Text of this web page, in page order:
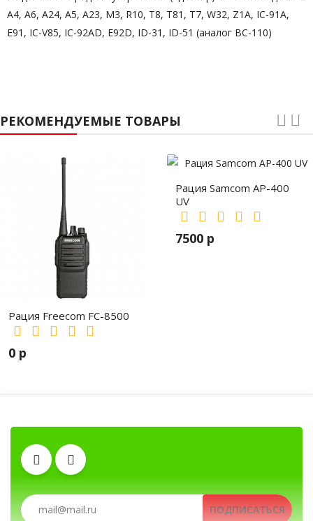
A4, A6, A24, A5, A23, M3, R10, T8, T81, T7, W32, Z1A, IC-91A,
E91, IC-V85, IC-92AD, E92D, ID-31, ID-51 (аналог BC-110)
РЕКОМЕНДУЕМЫЕ ТОВАРЫ
Рация Freecom FC-8500
0 р
Рация Samcom AP-400
UV
7500 р
Рации, радиостанции, рации для охоты и
Гарнитуры Антенны Клипсы
Аккумуляторы ПОДПИСАТЬСЯ